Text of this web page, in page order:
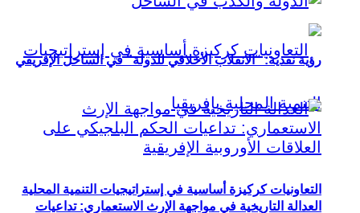
التعاونيات كركيزة أساسية في إستراتيجيات التنمية المحلية
رؤية نقدية: “الانقلاب الأخلاقي للدولة” في الساحل الإفريقي
العدالة التاريخية في مواجهة الإرث الاستعماري: تداعيات